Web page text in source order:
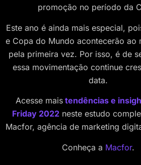
promoção no período da
Este ano é ainda mais especial,
e Copa do Mundo acontecerão ao
pela primeira vez. Por isso, é de
essa movimentação continue
data.
Acesse mais tendências e
Friday 2022 neste estudo
Macfor, agência de marketing
Conheça a Macfor.